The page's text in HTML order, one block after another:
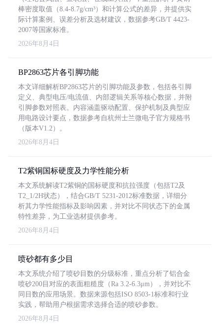
棒密度取值（8.4-8.7g/cm³）和计算公式的差异，并提供实
际计算案例、误差分析及选材建议，数据参考GB/T 4423-
2007等国家标准。
2026年8月4日
BP2863芯片各引脚功能
本文详细解析BP2863芯片的引脚功能及参数，包括各引脚
定义、典型电压/电流值、内部逻辑关系等核心数据，并附
引脚参数对照表。内容涵盖驱动配置、保护机制及典型应
用电路设计要点，数据参考自杭州士兰微电子官方规格书
（版本V1.2）。
2026年8月4日
T2紫铜国标硬度及力学性能分析
本文系统解读T2紫铜的国标硬度和抗拉强度（包括T2及
T2_1/2H状态），结合GB/T 5231-2012标准数据，详细分
析其力学性能指标及影响因素，并对比不同状态下的金属
特性差异，为工业选材提供参考。
2026年8月4日
喷砂都有多少目
本文系统介绍了喷砂目数的分级标准，重点分析了铝合金
喷砂200目对应的表面粗糙度（Ra 3.2-6.3μm），并对比不
同目数的应用场景。数据来源包括ISO 8503-1标准和行业
实践，帮助用户根据需求选择合适的喷砂参数。
2026年8月4日